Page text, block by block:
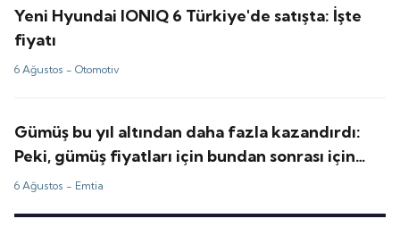
Yeni Hyundai IONIQ 6 Türkiye'de satışta: İşte
fiyatı
6 Ağustos -Otomotiv
Gümüş bu yıl altından daha fazla kazandırdı:
Peki, gümüş fiyatları için bundan sonrası için
tahminler ne?
6 Ağustos - Emtia